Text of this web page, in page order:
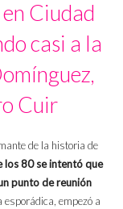
Ciudad
casi a la
Cuir
de la historia de
los 80 se intentó que
punto de reunión
empezó a